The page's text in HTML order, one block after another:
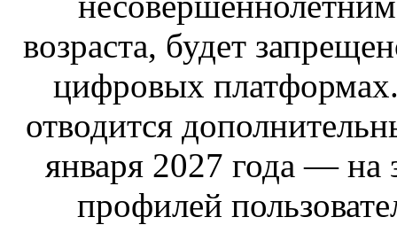
возраста, будет
цифровых
отводится
января 2027 года —
профилей